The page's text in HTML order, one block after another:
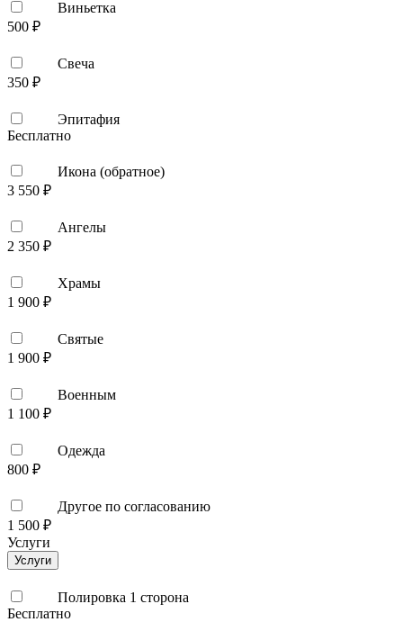
Виньетка
500 ₽
Свеча
350 ₽
Эпитафия
Бесплатно
Икона (обратное)
3 550 ₽
Ангелы
2 350 ₽
Храмы
1 900 ₽
Святые
1 900 ₽
Военным
1 100 ₽
Одежда
800 ₽
Другое по согласованию
1 500 ₽
Услуги
Услуги
Полировка 1 сторона
Бесплатно